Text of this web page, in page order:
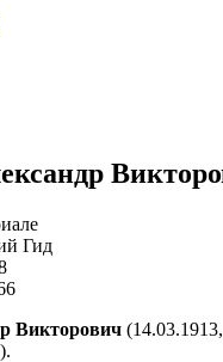
Гид
Викторович